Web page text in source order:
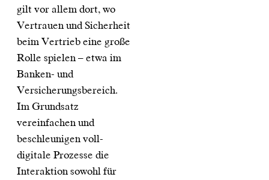
gilt vor allem dort, wo
Vertrauen und Sicherheit
beim Vertrieb eine große
Rolle spielen – etwa im
Banken- und
Versicherungsbereich.
Im Grundsatz
vereinfachen und
beschleunigen voll-
digitale Prozesse die
Interaktion sowohl für